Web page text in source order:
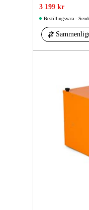
3 199 kr
Bestillingsvara -